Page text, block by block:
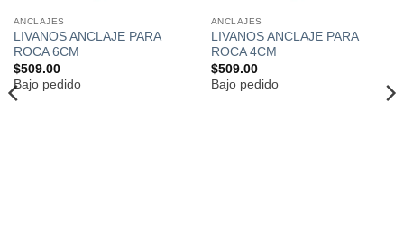
ANCLAJES
LIVANOS ANCLAJE PARA
ROCA 6CM
$509.00
Bajo pedido
ANCLAJES
LIVANOS ANCLAJE PARA
ROCA 4CM
$509.00
Bajo pedido